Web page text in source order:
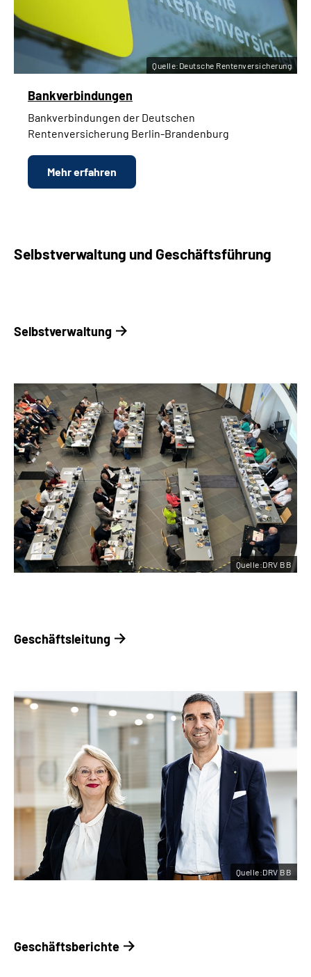
Bankverbindungen
Bankverbindungen der Deutschen
Rentenversicherung Berlin-Brandenburg
Mehr erfahren
Quelle:Deutsche Rentenversicherung
Selbstverwaltung und Geschäftsführung
Selbstverwaltung
Quelle:DRV BB
Geschäftsleitung
Quelle:DRV BB
Geschäftsberichte